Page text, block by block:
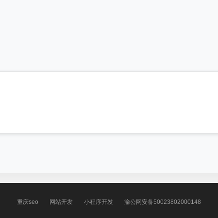
重庆seo 网站开发 小程序开发 渝公网安备50023802000148